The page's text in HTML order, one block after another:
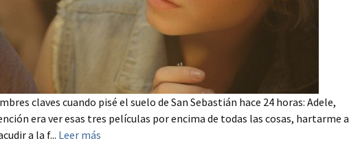
claves cuando pisé el suelo de San Sebastián hace 24 horas: Adele,
era ver esas tres películas por encima de todas las cosas, hartarme a
a la f... Leer más